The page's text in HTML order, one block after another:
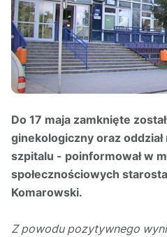
Do 17 maja zamknięte
ginekologiczny oraz
szpitalu - poinformował w
społecznościowych
Komarowski.
Z powodu pozytywnego